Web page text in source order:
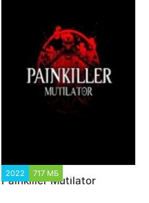
2022 717 МБ
Painkiller Mutilator